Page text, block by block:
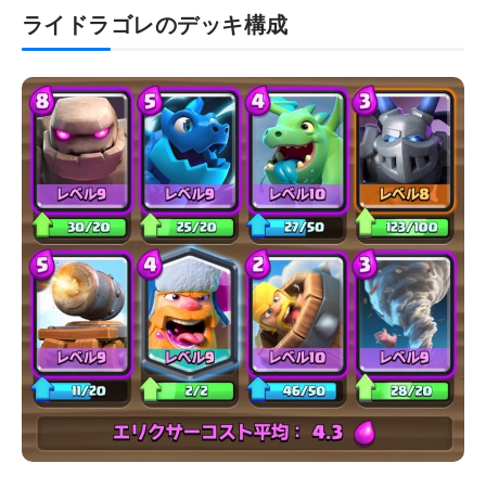
ライドラゴレのデッキ構成